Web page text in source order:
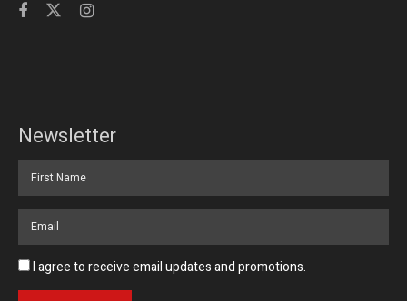
Newsletter
I agree to receive email updates and promotions.